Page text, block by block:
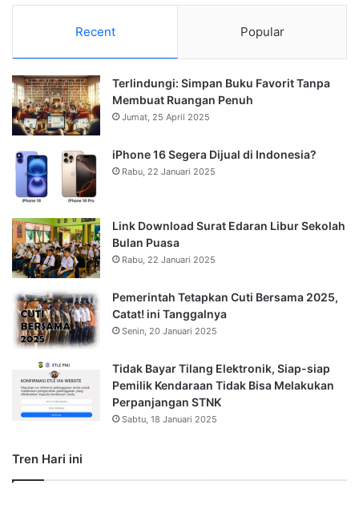
Recent Popular
Terlindungi: Simpan Buku Favorit Tanpa
Membuat Ruangan Penuh
Jumat, 25 April 2025
iPhone 16 Segera Dijual di Indonesia?
Rabu, 22 Januari 2025
Link Download Surat Edaran Libur Sekolah
Bulan Puasa
Rabu, 22 Januari 2025
Pemerintah Tetapkan Cuti Bersama 2025,
Catat! ini Tanggalnya
Senin, 20 Januari 2025
Tidak Bayar Tilang Elektronik, Siap-siap
Pemilik Kendaraan Tidak Bisa Melakukan
Perpanjangan STNK
Sabtu, 18 Januari 2025
Tren Hari ini